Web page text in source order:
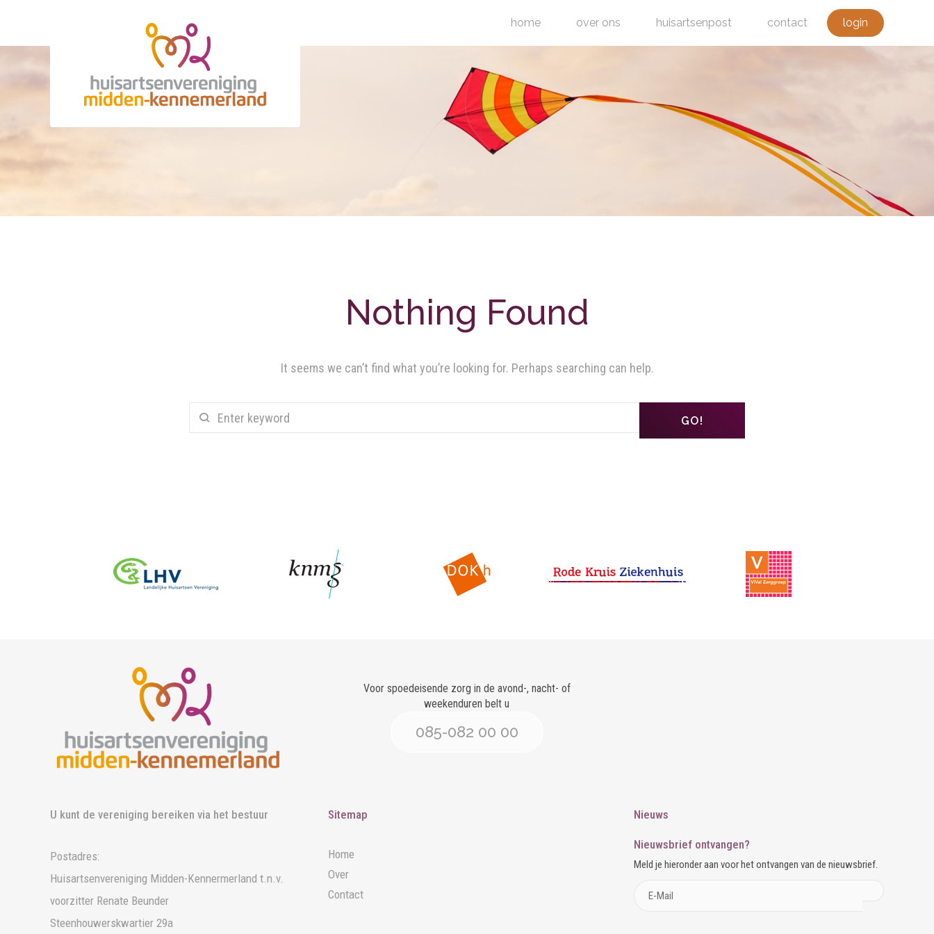
home over ons huisartsenpost contact login
Nothing Found
It seems we can’t find what you’re looking for. Perhaps searching can help.
GO!
Voor spoedeisende zorg in de avond-, nacht- of
weekenduren belt u
085-082 00 00
U kunt de vereniging bereiken via het bestuur
Postadres:
Huisartsenvereniging Midden-Kennermerland t.n.v.
voorzitter Renate Beunder
Steenhouwerskwartier 29a
Sitemap
Home
Over
Contact
Nieuws
Nieuwsbrief ontvangen?
Meld je hieronder aan voor het ontvangen van de nieuwsbrief.